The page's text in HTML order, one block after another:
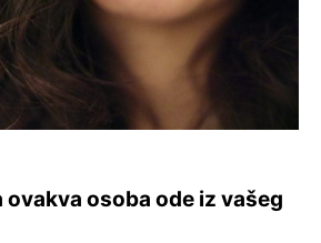
ovakva osoba ode iz vašeg